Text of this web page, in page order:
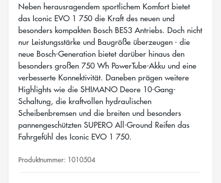
Neben herausragendem sportlichem Komfort bietet
das Iconic EVO 1 750 die Kraft des neuen und
besonders kompakten Bosch BES3 Antriebs. Doch nicht
nur Leistungsstärke und Baugröße überzeugen - die
neue Bosch-Generation bietet darüber hinaus den
besonders großen 750 Wh PowerTube-Akku und eine
verbesserte Konnektivität. Daneben prägen weitere
Highlights wie die SHIMANO Deore 10-Gang-
Schaltung, die kraftvollen hydraulischen
Scheibenbremsen und die breiten und besonders
pannengeschützten SUPERO All-Ground Reifen das
Fahrgefühl des Iconic EVO 1 750.
Produktnummer: 1010504